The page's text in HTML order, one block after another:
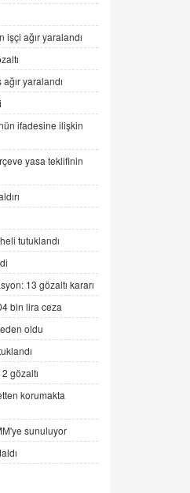
ve dijital
Önlemler
da Ziyaret Etse...
Vurulan
Peşinden
işçi ağır yaralandı
yaralandı
ifadesine ilişkin
yasa teklifinin
tutuklandı
13 gözaltı kararı
bin lira ceza
oldu
gözaltı
korumakta
sunuluyor